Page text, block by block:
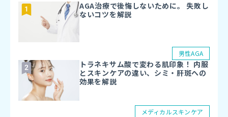
お薬代＋配送料1,500円
北区、 福島区、都島区、 中央区、
淀川区、
お薬代＋配送料3,500円
阿倍野区、
大正区、生野区、
住吉区、
AGA治療で後悔しないために。 失敗し
ないコツを解説
男性AGA
トラネキサム酸で変わる肌印象！ 内服
とスキンケアの違い、シミ・肝斑への
効果を解説
メディカルスキンケア